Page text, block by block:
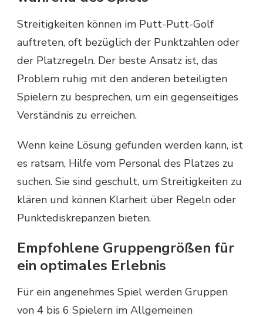
Streitigkeiten können im Putt-Putt-Golf
auftreten, oft bezüglich der Punktzahlen oder
der Platzregeln. Der beste Ansatz ist, das
Problem ruhig mit den anderen beteiligten
Spielern zu besprechen, um ein gegenseitiges
Verständnis zu erreichen.
Wenn keine Lösung gefunden werden kann, ist
es ratsam, Hilfe vom Personal des Platzes zu
suchen. Sie sind geschult, um Streitigkeiten zu
klären und können Klarheit über Regeln oder
Punktediskrepanzen bieten.
Empfohlene Gruppengrößen für
ein optimales Erlebnis
Für ein angenehmes Spiel werden Gruppen
von 4 bis 6 Spielern im Allgemeinen